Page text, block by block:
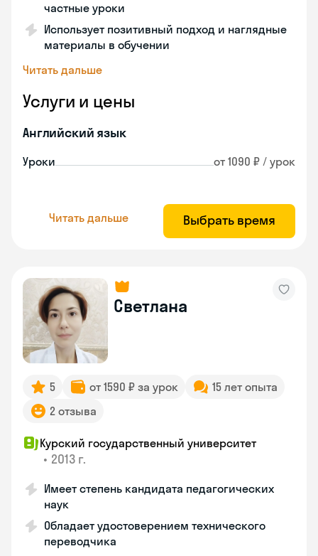
частные уроки
Использует позитивный подход и наглядные
материалы в обучении
Читать дальше
Услуги и цены
Английский язык
Уроки от 1090 ₽ / урок
Читать дальше Выбрать время
Светлана
5 от 1590 ₽ за урок
15 лет опыта
2 отзыва
Курский государственный университет
• 2013 г.
Имеет степень кандидата педагогических
наук
Обладает удостоверением технического
переводчика